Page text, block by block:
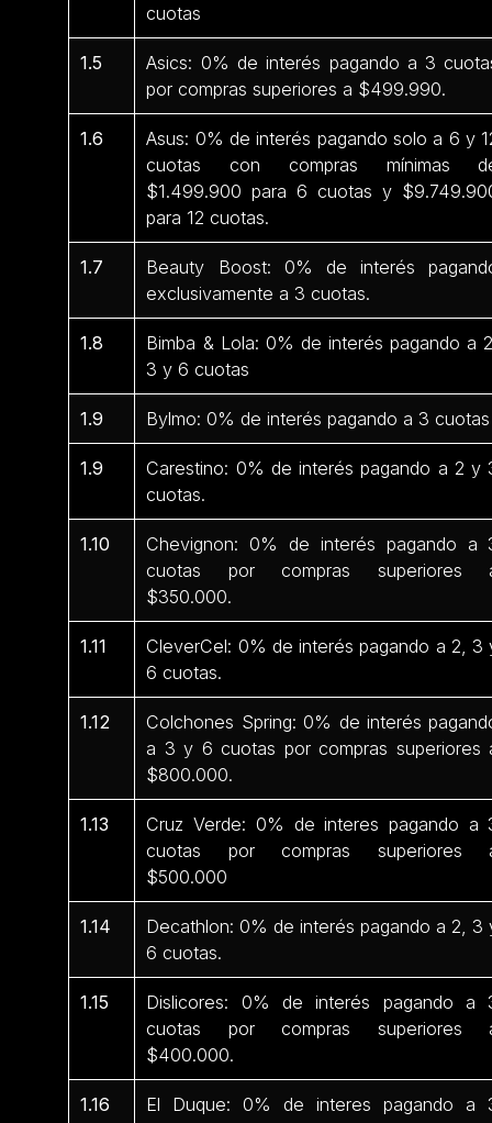
cuotas
1.5
Asics: 0% de interés pagando a 3
por compras superiores a $499.990.
1.6
Asus: 0% de interés pagando solo a 6 y
cuotas con compras mínimas
$1.499.900 para 6 cuotas y
para 12 cuotas.
1.7
Beauty Boost: 0% de interés
exclusivamente a 3 cuotas.
1.8
Bimba & Lola: 0% de interés pagando a
3 y 6 cuotas
1.9 Bylmo: 0% de interés pagando a 3 cuotas
1.9
Carestino: 0% de interés pagando a 2 y
cuotas.
1.10
Chevignon: 0% de interés pagando a
cuotas por compras superiores
$350.000.
1.11
CleverCel: 0% de interés pagando a 2, 3
6 cuotas.
1.12
Colchones Spring: 0% de interés
a 3 y 6 cuotas por compras superiores
$800.000.
1.13
Cruz Verde: 0% de interes pagando a
cuotas por compras superiores
$500.000
1.14
Decathlon: 0% de interés pagando a 2, 3
6 cuotas.
1.15
Dislicores: 0% de interés pagando a
cuotas por compras superiores
$400.000.
1.16
El Duque: 0% de interes pagando a